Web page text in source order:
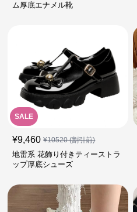
ム厚底エナメル靴
SALE
¥9,460 ¥10520(割引前)
地雷系 花飾り付きティーストラ
ップ厚底シューズ